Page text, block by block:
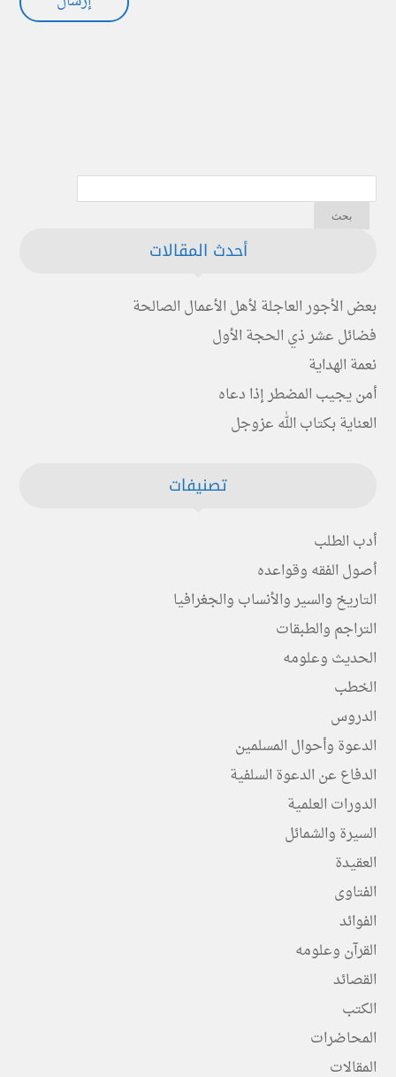
أحدث المقالات
بعض الأجور العاجلة لأهل الأعمال الصالحة
فضائل عشر ذي الحجة الأول
نعمة الهداية
أمن يجيب المضطر إذا دعاه
العناية بكتاب الله عزوجل
تصنيفات
أدب الطلب
أصول الفقه وقواعده
التاريخ والسير والأنساب والجغرافيا
التراجم والطبقات
الحديث وعلومه
الخطب
الدروس
الدعوة وأحوال المسلمين
الدفاع عن الدعوة السلفية
الدورات العلمية
السيرة والشمائل
العقيدة
الفتاوى
الفوائد
القرآن وعلومه
القصائد
الكتب
المحاضرات
المقالات